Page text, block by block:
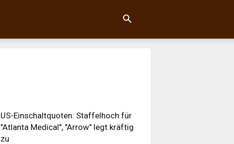
US-Einschaltquoten: Staffelhoch für
"Atlanta Medical", "Arrow" legt kräftig
zu